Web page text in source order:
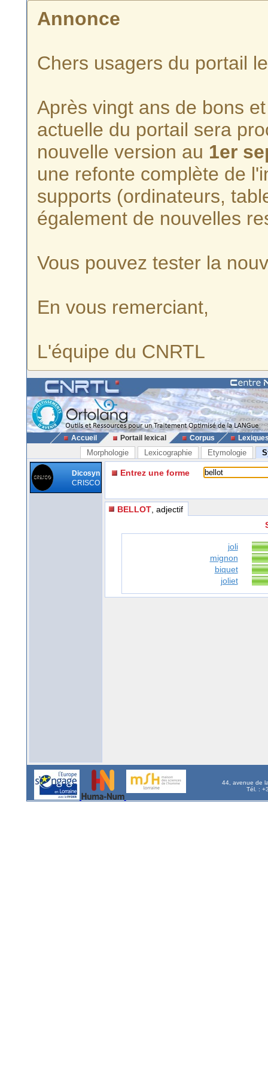
Annonce
Chers usagers du portail
Après vingt ans de bons
actuelle du portail sera
nouvelle version au 1er
une refonte complète de
supports (ordinateurs,
également de nouvelles
Vous pouvez tester la
En vous remerciant,
L'équipe du CNRTL
Accueil Portail lexical Corpus
Morphologie Lexicographie Etymologie
Dicosyn
CRISCO
Entrez une forme
BELLOT , adjectif
joli
mignon
biquet
joliet
44, avenue de
Tél. :